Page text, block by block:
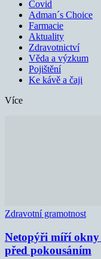
Covid
Adman´s Choice
Farmacie
Aktuality
Zdravotnictví
Věda a výzkum
Pojištění
Ke kávě a čaji
Více
Zdravotní gramotnost
Netopýři míří okny
před pokousáním